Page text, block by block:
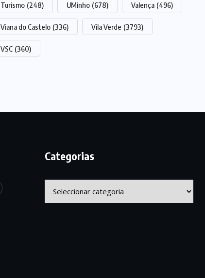
Turismo (248) UMinho (678) Valença (496)
Viana do Castelo (336) Vila Verde (3793)
VSC (360)
Categorias